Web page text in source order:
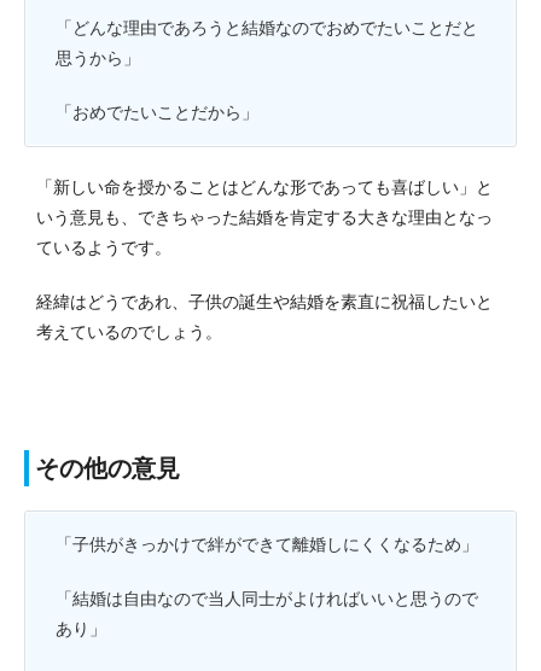
「どんな理由であろうと結婚なのでおめでたいことだと
思うから」
「おめでたいことだから」
「新しい命を授かることはどんな形であっても喜ばしい」と
いう意見も、できちゃった結婚を肯定する大きな理由となっ
ているようです。
経緯はどうであれ、子供の誕生や結婚を素直に祝福したいと
考えているのでしょう。
その他の意見
「子供がきっかけで絆ができて離婚しにくくなるため」
「結婚は自由なので当人同士がよければいいと思うので
あり」